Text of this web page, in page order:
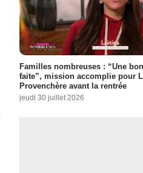
Familles nombreuses : “Une
faite”, mission accomplie pour
Provenchère avant la rentrée
jeudi 30 juillet 2026